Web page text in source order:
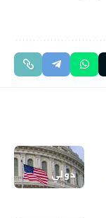
دولي